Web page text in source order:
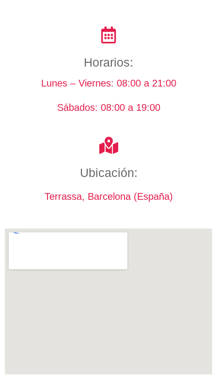
Horarios:
Lunes – Viernes: 08:00 a 21:00
Sábados: 08:00 a 19:00
Ubicación:
Terrassa, Barcelona (España)